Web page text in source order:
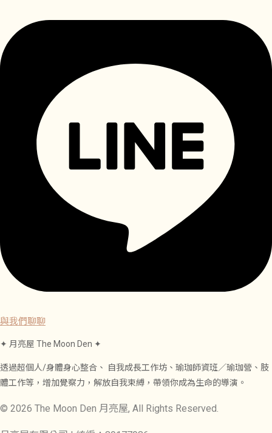
與我們聊聊
✦ 月亮屋 The Moon Den ✦
透過超個人/身體身心整合、 自我成長工作坊、瑜珈師資班／瑜珈營、肢
體工作等，增加覺察力，解放自我束縛，帶領你成為生命的導演。
© 2026 The Moon Den 月亮屋, All Rights Reserved.